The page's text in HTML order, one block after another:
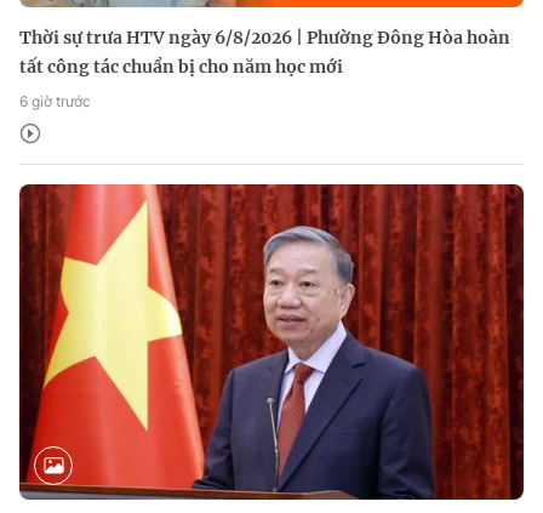
Thời sự trưa HTV ngày 6/8/2026 | Phường Đông Hòa hoàn
tất công tác chuẩn bị cho năm học mới
6 giờ trước